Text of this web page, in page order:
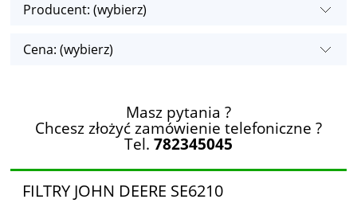
Producent: (wybierz)
Cena: (wybierz)
Masz pytania ?
Chcesz złożyć zamówienie telefoniczne ?
Tel. 782345045
FILTRY JOHN DEERE SE6210